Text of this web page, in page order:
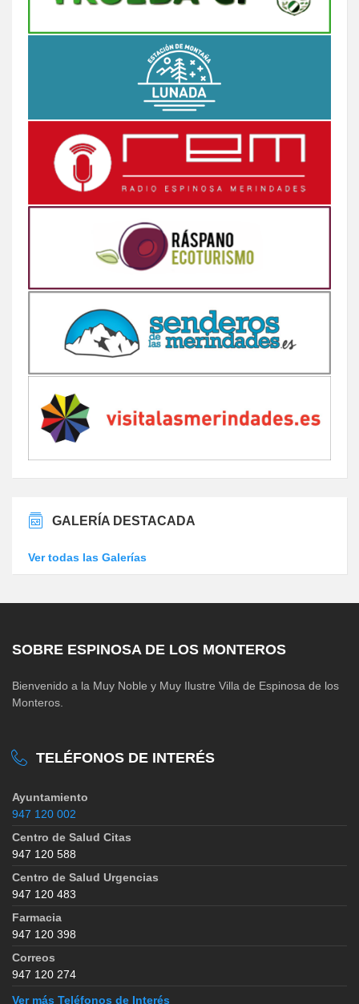
GALERÍA DESTACADA
Ver todas las Galerías
SOBRE ESPINOSA DE LOS MONTEROS
Bienvenido a la Muy Noble y Muy Ilustre Villa de Espinosa de los
Monteros.
TELÉFONOS DE INTERÉS
Ayuntamiento
947 120 002
Centro de Salud Citas
947 120 588
Centro de Salud Urgencias
947 120 483
Farmacia
947 120 398
Correos
947 120 274
Ver más Teléfonos de Interés